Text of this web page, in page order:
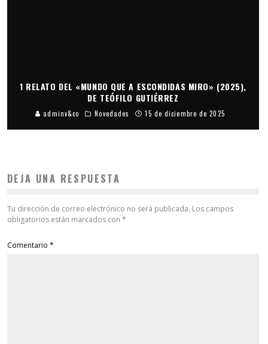
1 RELATO DEL «MUNDO QUE A ESCONDIDAS MIRO» (2025),
DE TEÓFILO GUTIÉRREZ
adminv&co Novedades 15 de diciembre de 2025
DEJA UNA RESPUESTA
Tu dirección de correo electrónico no será publicada. Los campos
obligatorios están marcados con *
Comentario *